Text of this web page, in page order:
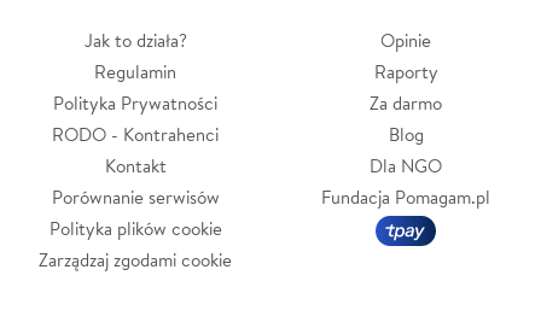
Jak to działa?
Regulamin
Polityka Prywatności
RODO - Kontrahenci
Kontakt
Porównanie serwisów
Polityka plików cookie
Zarządzaj zgodami cookie
Opinie
Raporty
Za darmo
Blog
Dla NGO
Fundacja Pomagam.pl